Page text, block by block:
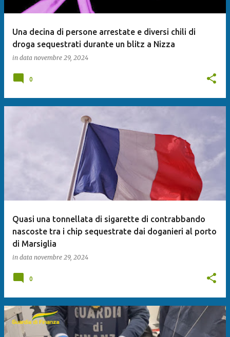
Una decina di persone arrestate e diversi chili di
droga sequestrati durante un blitz a Nizza
in data novembre 29, 2024
0
Quasi una tonnellata di sigarette di contrabbando
nascoste tra i chip sequestrate dai doganieri al porto
di Marsiglia
in data novembre 29, 2024
0